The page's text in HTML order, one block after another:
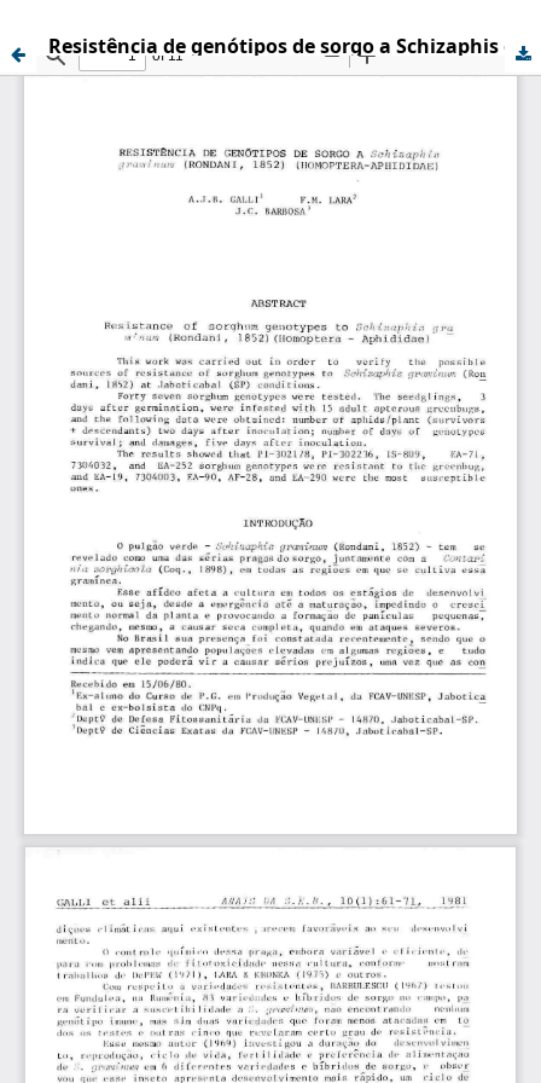
Resistência de genótipos de sorgo a Schizaphis graminum (Rondani, 1852) (Homoptera-Aphididae )